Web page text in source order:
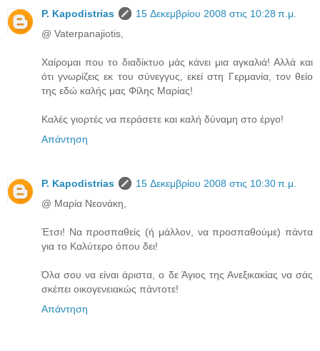
P. Kapodistrias
15 Δεκεμβρίου 2008 στις 10:28 π.μ.
@ Vaterpanajiotis,
Χαίρομαι που το διαδίκτυο μάς κάνει μια αγκαλιά! Αλλά και
ότι γνωρίζεις εκ του σύνεγγυς, εκεί στη Γερμανία, τον θείο
της εδώ καλής μας Φίλης Μαρίας!
Καλές γιορτές να περάσετε και καλή δύναμη στο έργο!
Απάντηση
P. Kapodistrias
15 Δεκεμβρίου 2008 στις 10:30 π.μ.
@ Μαρία Νεονάκη,
Έτσι! Να προσπαθείς (ή μάλλον, να προσπαθούμε) πάντα
για το Καλύτερο όπου δει!
Όλα σου να είναι άριστα, ο δε Άγιος της Ανεξικακίας να σάς
σκέπει οικογενειακώς πάντοτε!
Απάντηση